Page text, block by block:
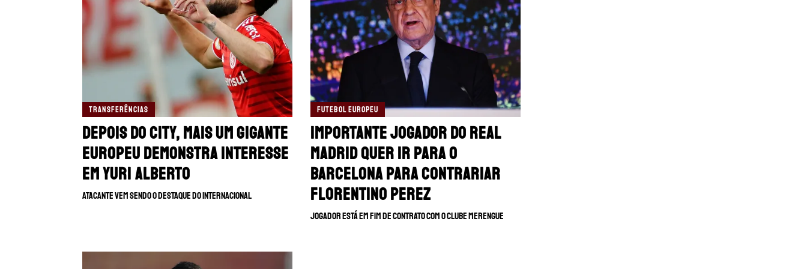
TRANSFERÊNCIAS
Depois do City, mais um gigante
europeu demonstra interesse
em Yuri Alberto
Atacante vem sendo o destaque do Internacional
FUTEBOL EUROPEU
Importante jogador do Real
Madrid quer ir para o
Barcelona para contrariar
Florentino Perez
Jogador está em fim de contrato com o clube merengue